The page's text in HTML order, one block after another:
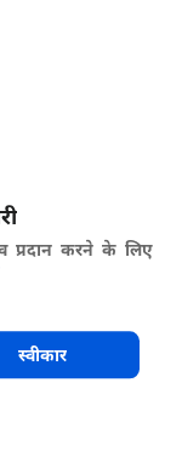
प्रदान करने के लिए
स्वीकार